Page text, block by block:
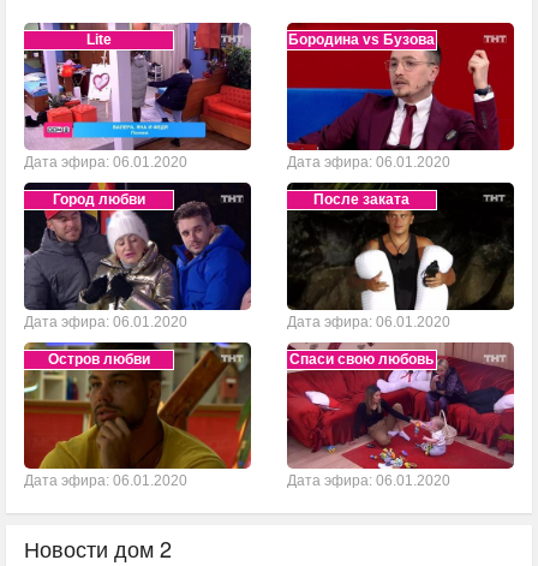
Lite
Дата эфира: 06.01.2020
Бородина vs Бузова
Дата эфира: 06.01.2020
Город любви
Дата эфира: 06.01.2020
После заката
Дата эфира: 06.01.2020
Остров любви
Дата эфира: 06.01.2020
Спаси свою любовь
Дата эфира: 06.01.2020
Новости дом 2